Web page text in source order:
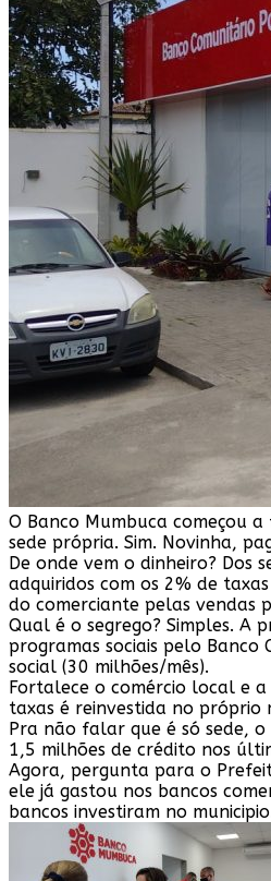
O Banco Mumbuca começou
sede própria. Sim. Novinha,
De onde vem o dinheiro? Dos
adquiridos com os 2% de
do comerciante pelas vendas
Qual é o segrego? Simples. A
programas sociais pelo Banco
social (30 milhões/mês).
Fortalece o comércio local e
taxas é reinvestida no próprio
Pra não falar que é só sede,
1,5 milhões de crédito nos
Agora, pergunta para o
ele já gastou nos bancos
bancos investiram no